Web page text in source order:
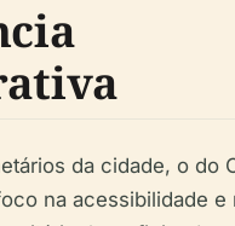
da cidade, o do
na acessibilidade e